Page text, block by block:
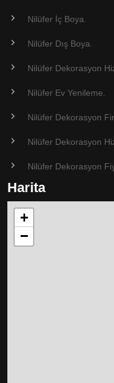
Nilüfer İç Boya.
Nilüfer Dış Boya.
Nilüfer Dekorasyon
Nilüfer Ev Yenileme.
Nilüfer Dekorasyon
Nilüfer Dekorasyon
Nilüfer Dekorasyon
Harita
+
−